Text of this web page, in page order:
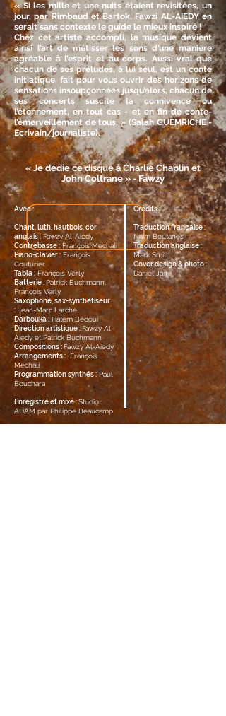
« Si les mille et une nuits étaient revisitées, un
jour, par Rimbaud et Bartok, Fawzi AL-AIEDY en
serait sans contexte le guide le mieux inspiré !
Chez cet artiste accompli, la musique devient
ainsi l’art de métisser les sons d’une manière
agréable à l’esprit et au corps. Aussi vrai que
chacun de ses préludes, à lui seul, est un conte
initiatique, fait pour vous ouvrir des horizons de
sensations insoupçonnées jusqu’alors, chacun de
ses concerts suscite la connivence ou
l’étonnement, en tout cas - et en fin de conte-
l’émerveillement de tous. » (Salah GUEMRICHE -
Ecrivain/journaliste).
« Je dédie ce disque à Charlie Chaplin et
John Coltrane » -Fawzy
Avec :
Chant, luth, hautbois, cor
anglais : Fawzy Al-Aiedy
Contrebasse :François Mechali
Piano-clavier :François
Couturier
Tabla : François Verly
Batterie :Patrick Buchmann,
François Verly
Saxophone, sax-synthétiseur
: Jean-Marc Larche
Darbouka :Hatem Bedoui
Direction artistique : Fawzy Al-
Aiedy et Patrick Buchmann
Compositions :Fawzy Al-Aiedy
Arrangements : François
Mechali
Programmation synthés : Paul
Bouchara
Enregistré et mixé :Studio
ADAM par Philippe Beaucamp
Crédits :
Traduction française :
Naïm Boutanos
Traduction anglaise :
Mark Smith
Cover design & photo :
Daniel Jan